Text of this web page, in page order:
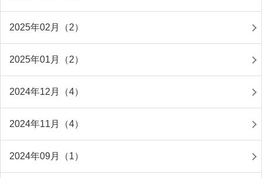
2025年02月（2）
2025年01月（2）
2024年12月（4）
2024年11月（4）
2024年09月（1）